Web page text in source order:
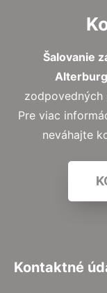
Šalovanie
Alterburg
zodpovedných
Pre viac
neváhajte
Kontaktné